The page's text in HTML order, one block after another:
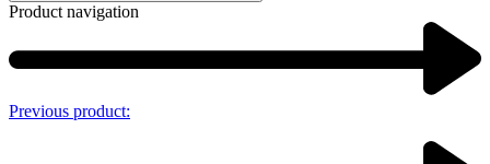
Product navigation
Previous product: